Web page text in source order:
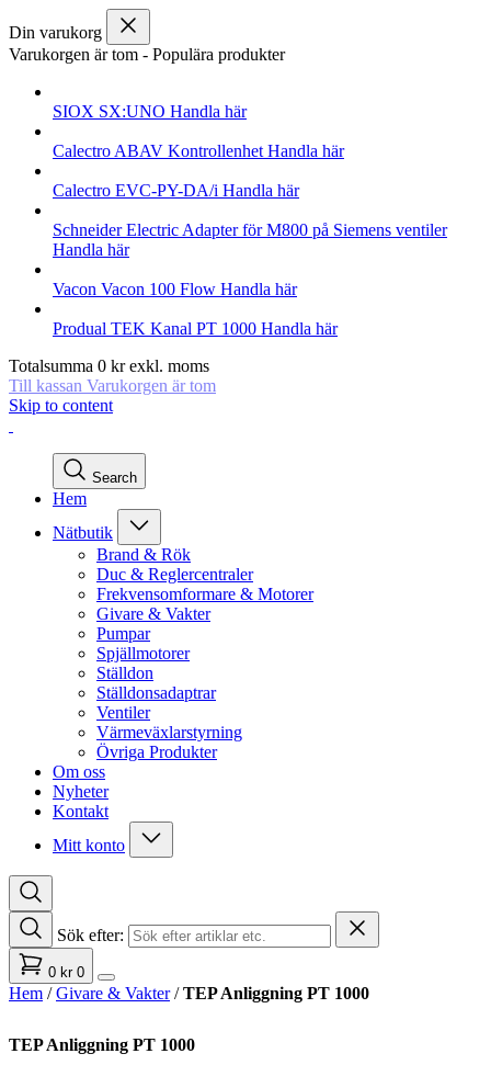
Din varukorg
Varukorgen är tom - Populära produkter
SIOX SX:UNO Handla här
Calectro ABAV Kontrollenhet Handla här
Calectro EVC-PY-DA/i Handla här
Schneider Electric Adapter för M800 på Siemens ventiler
Handla här
Vacon Vacon 100 Flow Handla här
Produal TEK Kanal PT 1000 Handla här
Totalsumma 0 kr exkl. moms
Till kassan Varukorgen är tom
Skip to content
Search
Hem
Nätbutik
Brand & Rök
Duc & Reglercentraler
Frekvensomformare & Motorer
Givare & Vakter
Pumpar
Spjällmotorer
Ställdon
Ställdonsadaptrar
Ventiler
Värmeväxlarstyrning
Övriga Produkter
Om oss
Nyheter
Kontakt
Mitt konto
Sök efter:
0 kr 0
Hem /Givare & Vakter/TEP Anliggning PT 1000
TEP Anliggning PT 1000